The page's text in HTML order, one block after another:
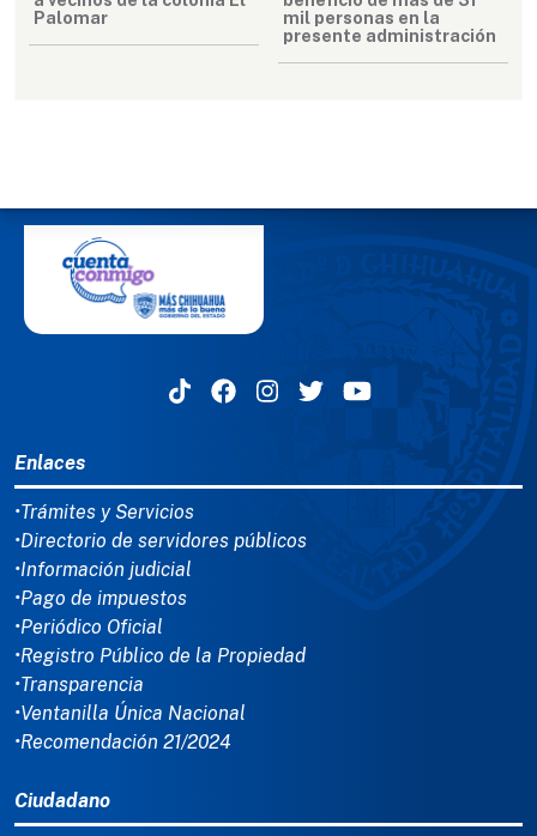
Palomar
mil personas en la
presente administración
Enlaces
•Trámites y Servicios
•Directorio de servidores públicos
•Información judicial
•Pago de impuestos
•Periódico Oficial
•Registro Público de la Propiedad
•Transparencia
•Ventanilla Única Nacional
•Recomendación 21/2024
Ciudadano